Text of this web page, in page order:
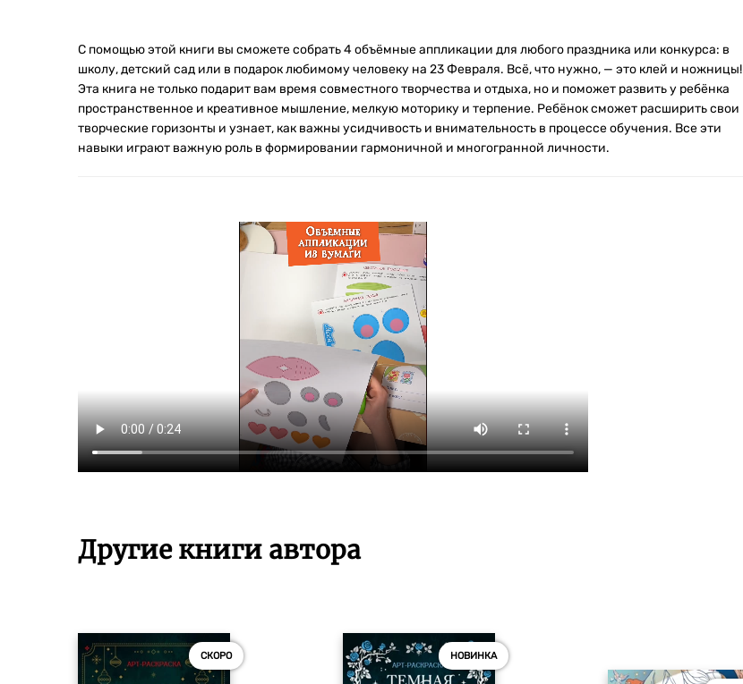
С помощью этой книги вы сможете собрать 4 объёмные аппликации для любого праздника или конкурса: в
школу, детский сад или в подарок любимому человеку на 23 Февраля. Всё, что нужно, — это клей и ножницы!
Эта книга не только подарит вам время совместного творчества и отдыха, но и поможет развить у ребёнка
пространственное и креативное мышление, мелкую моторику и терпение. Ребёнок сможет расширить свои
творческие горизонты и узнает, как важны усидчивость и внимательность в процессе обучения. Все эти
навыки играют важную роль в формировании гармоничной и многогранной личности.
Другие книги автора
СКОРО НОВИНКА